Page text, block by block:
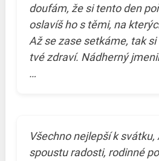
doufám, že si tento den
oslavíš ho s těmi, na
Až se zase setkáme, tak
tvé zdraví. Nádherný
…
Všechno nejlepší k
spoustu radosti, rodinné